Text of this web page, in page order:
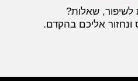
לשיפור, שאלות?
ונחזור אליכם בהקדם.